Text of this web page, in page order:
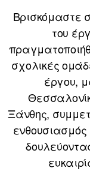
Βρισκόμαστε
του
σχολικές
έργου,
Ξάνθης,